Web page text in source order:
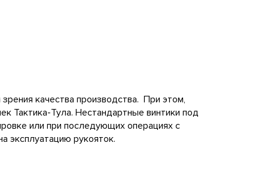
качества производства. При этом,
Тактика-Тула. Нестандартные винтики под
или при последующих операциях с
эксплуатацию рукояток.